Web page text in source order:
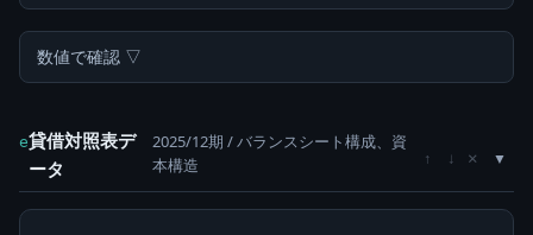
数値で確認 ▽
e貸借対照表デ
ータ
2025/12期 / バランスシート構成、資
本構造
↑ ↓ ×